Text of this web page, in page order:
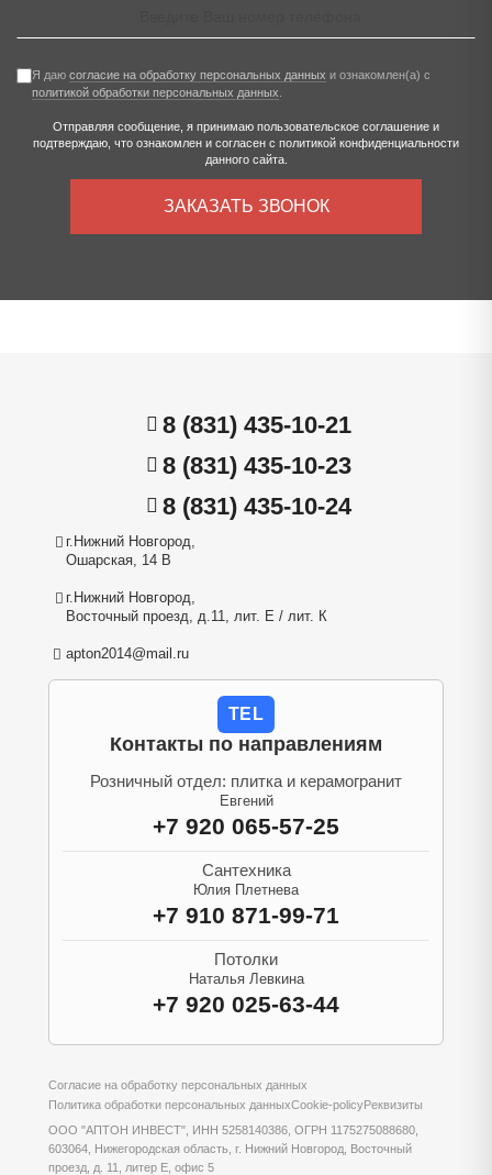
Я даю согласие на обработку персональных данных и ознакомлен(а) с
политикой обработки персональных данных
Отправляя сообщение, я принимаю пользовательское соглашение и
подтверждаю, что ознакомлен и согласен с политикой конфиденциальности
данного сайта.
ЗАКАЗАТЬ ЗВОНОК
8 (831) 435-10-21
8 (831) 435-10-23
8 (831) 435-10-24
г.Нижний Новгород,
Ошарская, 14 В
г.Нижний Новгород,
Восточный проезд, д.11, лит. Е / лит. К
apton2014@mail.ru
TEL
Контакты по направлениям
Розничный отдел: плитка и керамогранит
Евгений
+7 920 065-57-25
Сантехника
Юлия Плетнева
+7 910 871-99-71
Потолки
Наталья Левкина
+7 920 025-63-44
Согласие на обработку персональных данных
Политика обработки персональных данныхCookie-policyРеквизиты
ООО "АПТОН ИНВЕСТ", ИНН 5258140386, ОГРН 1175275088680,
603064, Нижегородская область, г. Нижний Новгород, Восточный
проезд, д. 11, литер Е, офис 5